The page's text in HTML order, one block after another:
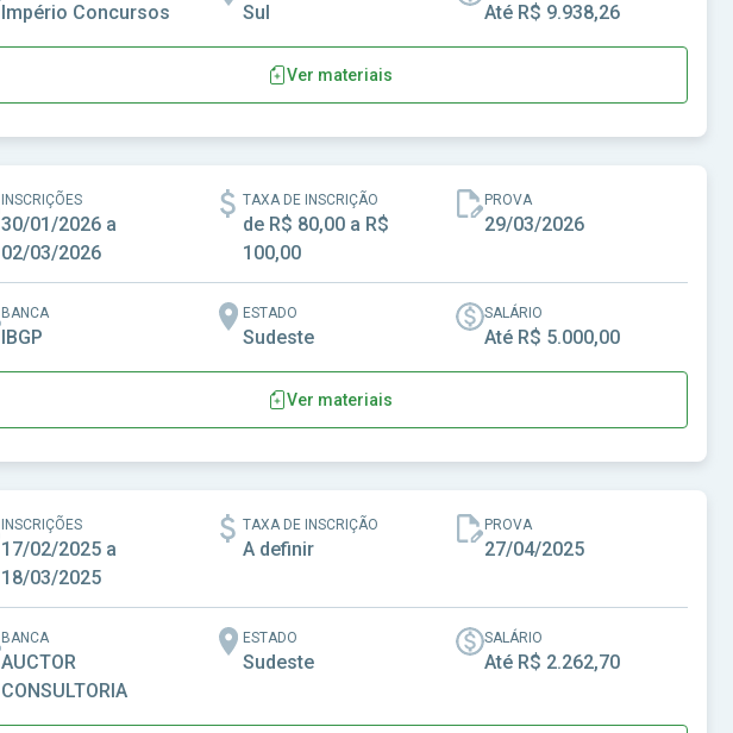
Império Concursos Sul Até R$ 9.938,26
Ver materiais
INSCRIÇÕES
30/01/2026 a
02/03/2026
TAXA DE INSCRIÇÃO
de R$ 80,00 a R$
100,00
PROVA
29/03/2026
BANCA
IBGP
ESTADO
Sudeste
SALÁRIO
Até R$ 5.000,00
Ver materiais
INSCRIÇÕES
17/02/2025 a
18/03/2025
TAXA DE INSCRIÇÃO
A definir
PROVA
27/04/2025
BANCA
AUCTOR
CONSULTORIA
ESTADO
Sudeste
SALÁRIO
Até R$ 2.262,70